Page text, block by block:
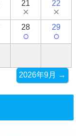
21
×
22
×
28
○
29
○
2026年9月 →